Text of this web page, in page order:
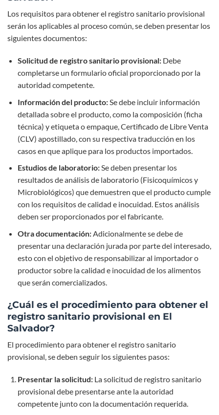
Los requisitos para obtener el registro sanitario provisional
serán los aplicables al proceso común, se deben presentar los
siguientes documentos:
Solicitud de registro sanitario provisional:Debe
completarse un formulario oficial proporcionado por la
autoridad competente.
Información del producto:Se debe incluir información
detallada sobre el producto, como la composición (ficha
técnica) y etiqueta o empaque, Certificado de Libre Venta
(CLV) apostillado, con su respectiva traducción en los
casos en que aplique para los productos importados.
Estudios de laboratorio:Se deben presentar los
resultados de análisis de laboratorio (Fisicoquímicos y
Microbiológicos) que demuestren que el producto cumple
con los requisitos de calidad e inocuidad. Estos análisis
deben ser proporcionados por el fabricante.
Otra documentación:Adicionalmente se debe de
presentar una declaración jurada por parte del interesado,
esto con el objetivo de responsabilizar al importador o
productor sobre la calidad e inocuidad de los alimentos
que serán comercializados.
¿Cuál es el procedimiento para obtener el
registro sanitario provisional en El
Salvador?
El procedimiento para obtener el registro sanitario
provisional, se deben seguir los siguientes pasos:
Presentar la solicitud:La solicitud de registro sanitario
provisional debe presentarse ante la autoridad
competente junto con la documentación requerida.